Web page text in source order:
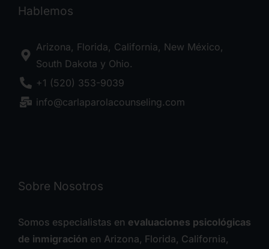
Hablemos
Arizona, Florida, California, New México,
South Dakota y Ohio.
+1 (520) 353-9039
info@carlaparolacounseling.com
Sobre Nosotros
Somos especialistas en evaluaciones psicológicas
de inmigración en Arizona, Florida, California,